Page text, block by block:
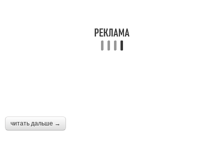
читать дальше →